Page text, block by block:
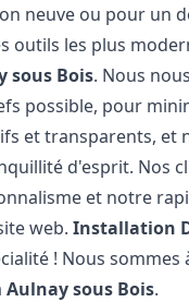
neuve ou pour un
outils les plus
sous Bois. Nous
possible, pour
et transparents, et
d'esprit. Nos
et notre
web.Installation
! Nous
Aulnay sous Bois.